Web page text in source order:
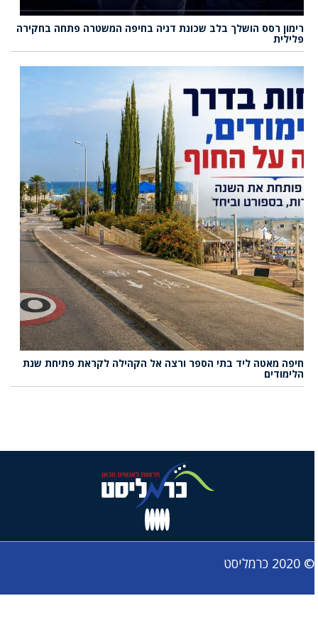
רימון רסס הושלך בלב שכונת דניה בחיפה המשטרה פתחה בחקירה
פלילית
חיפה מאטה ליד בתי הספר ורצה אל הקהילה לקראת פתיחת שנת
הלימודים
© 2020 כרמליסט